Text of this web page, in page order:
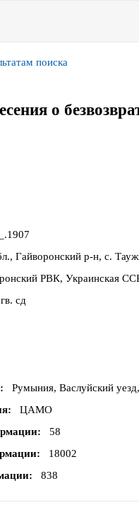
поиска
о
Гайворонский р-н, с.
РВК, Украинская
сд
Румыния, Васлуйский
ЦАМО
58
18002
838